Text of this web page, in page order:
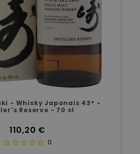
- Whisky Japonais 43° -
Reserve - 70 cl
Prix
110,20 €
0